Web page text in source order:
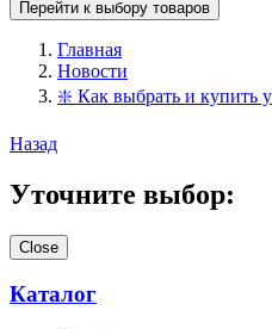
Перейти к выбору товаров
Главная
Новости
❇️ Как выбрать и купить
Назад
Уточните выбор:
Close
Каталог